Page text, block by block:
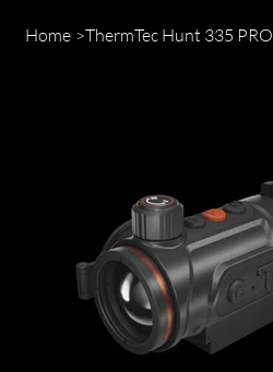
Home >ThermTec Hunt 335 PRO